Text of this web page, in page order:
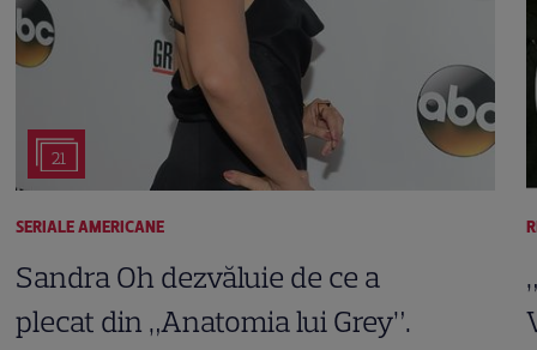
21
SERIALE AMERICANE
Sandra Oh dezvăluie de ce a
plecat din „Anatomia lui Grey”.